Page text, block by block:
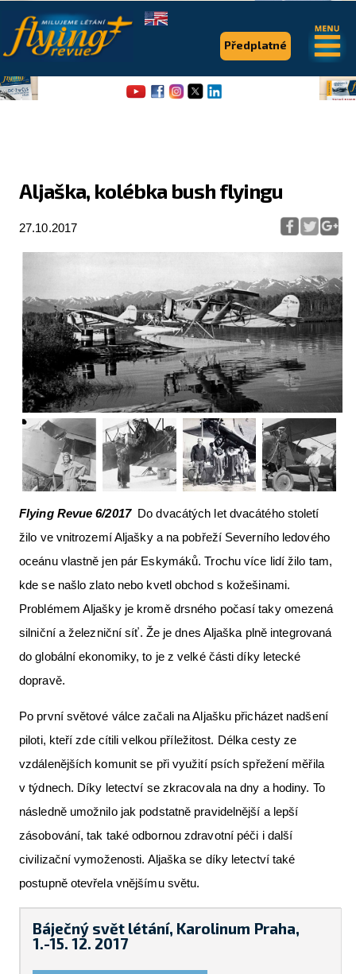
Aljaška, kolébka bush flyingu
27.10.2017
Flying Revue 6/2017Do dvacátých let dvacátého století
žilo ve vnitrozemí Aljašky a na pobřeží Severního ledového
oceánu vlastně jen pár Eskymáků. Trochu více lidí žilo tam,
kde se našlo zlato nebo kvetl obchod s kožešinami.
Problémem Aljašky je kromě drsného počasí taky omezená
silniční a železniční síť. Že je dnes Aljaška plně integrovaná
do globální ekonomiky, to je z velké části díky letecké
dopravě.
Po první světové válce začali na Aljašku přicházet nadšení
piloti, kteří zde cítili velkou příležitost. Délka cesty ze
vzdálenějších komunit se při využití psích spřežení měřila
v týdnech. Díky letectví se zkracovala na dny a hodiny. To
následně umožnilo jak podstatně pravidelnější a lepší
zásobování, tak také odbornou zdravotní péči i další
civilizační vymoženosti. Aljaška se díky letectví také
postupně otevřela vnějšímu světu.
Báječný svět létání, Karolinum Praha,
1.-15. 12. 2017
Předplatné
.
Články
Pro piloty
Série & speciály
Letecká videa
Aktuální FR + archiv
Letecká muzea
VFR Communication app
Nabídky práce v letectví
Inzerujte s námi